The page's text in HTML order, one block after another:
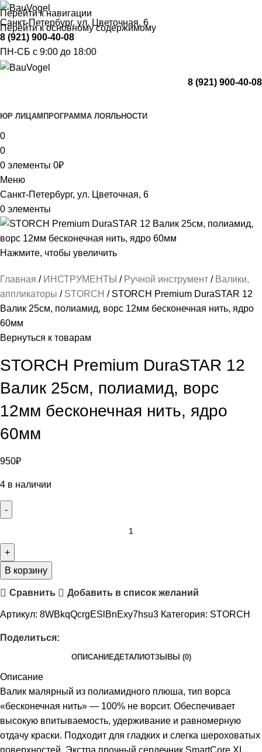
Перейти к навигации
Перейти к основному содержимому
Санкт-Петербург, ул. Цветочная, 6
8 (921) 900-40-08
ПН-СБ с 9:00 до 18:00
8 (921) 900-40-08
ЮР ЛИЦАМПРОГРАММА ЛОЯЛЬНОСТИ
0
0
0 элементы 0₽
Меню
Санкт-Петербург, ул. Цветочная, 6
0 элементы
Нажмите, чтобы увеличить
Главная ИНСТРУМЕНТЫ Ручной инструмент
Валики,
аппликаторы
STORCH
STORCH Premium DuraSTAR 12
Валик 25см, полиамид, ворс 12мм бесконечная нить, ядро
60мм
Вернуться к товарам
STORCH Premium DuraSTAR 12
Валик 25см, полиамид, ворс
12мм бесконечная нить, ядро
60мм
950₽
4 в наличии
В корзину
Сравнить Добавить в список желаний
Артикул: 8WBkqQcrgESlBnExy7hsu3 Категория: STORCH
Поделиться:
ОПИСАНИЕДЕТАЛИОТЗЫВЫ (0)
Описание
Валик малярный из полиамидного плюша, тип ворса
«бесконечная нить» — 100% не ворсит. Обеспечивает
высокую впитываемость, удерживание и равномерную
отдачу краски. Подходит для гладких и слегка шероховатых
поверхностей. Экстра прочный сердечник SmartCore XL.